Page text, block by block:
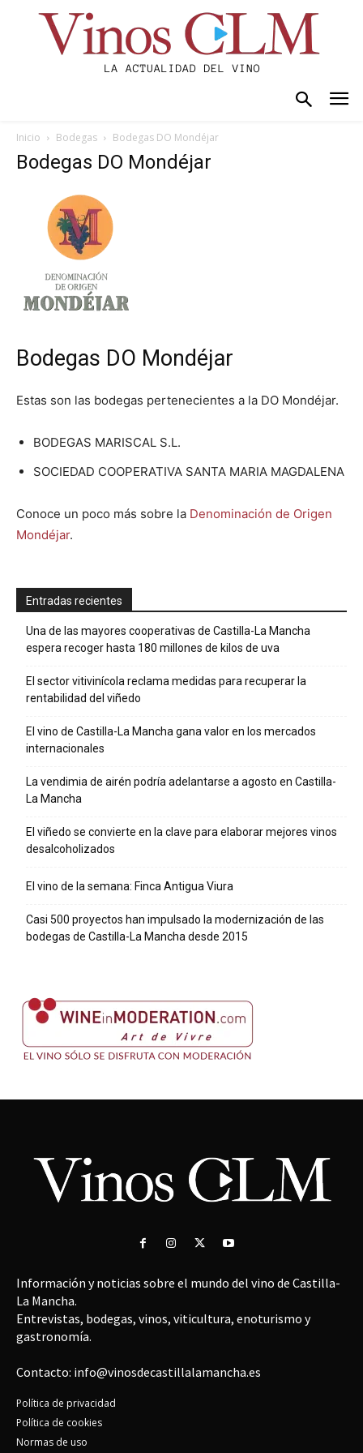
Inicio Bodegas Bodegas DO Mondéjar
Bodegas DO Mondéjar
Bodegas DO Mondéjar
Estas son las bodegas pertenecientes a la DO Mondéjar.
BODEGAS MARISCAL S.L.
SOCIEDAD COOPERATIVA SANTA MARIA MAGDALENA
Conoce un poco más sobre la Denominación de Origen
Mondéjar.
Entradas recientes
Una de las mayores cooperativas de Castilla-La Mancha
espera recoger hasta 180 millones de kilos de uva
El sector vitivinícola reclama medidas para recuperar la
rentabilidad del viñedo
El vino de Castilla-La Mancha gana valor en los mercados
internacionales
La vendimia de airén podría adelantarse a agosto en Castilla-
La Mancha
El viñedo se convierte en la clave para elaborar mejores vinos
desalcoholizados
El vino de la semana: Finca Antigua Viura
Casi 500 proyectos han impulsado la modernización de las
bodegas de Castilla-La Mancha desde 2015
Información y noticias sobre el mundo del vino de Castilla-
La Mancha.
Entrevistas, bodegas, vinos, viticultura, enoturismo y
gastronomía.
Contacto: info@vinosdecastillalamancha.es
Política de privacidad
Política de cookies
Normas de uso